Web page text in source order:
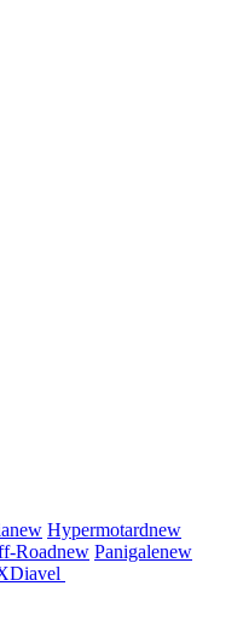
new Hypermotardnew
Roadnew Panigalenew